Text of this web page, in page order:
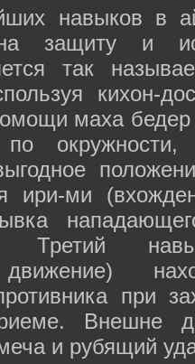
навыков в
защиту и
так
кихон-
маха
по
ири-ми
Третий
при
Внешне
и рубящий